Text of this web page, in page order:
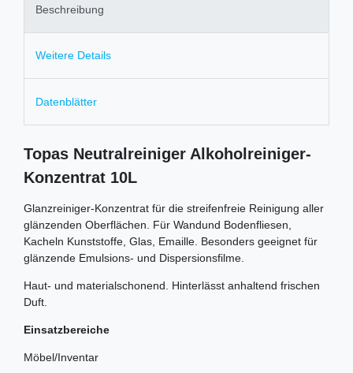
Beschreibung
Weitere Details
Datenblätter
Topas Neutralreiniger Alkoholreiniger-
Konzentrat 10L
Glanzreiniger-Konzentrat für die streifenfreie Reinigung aller
glänzenden Oberflächen. Für Wandund Bodenfliesen,
Kacheln Kunststoffe, Glas, Emaille. Besonders geeignet für
glänzende Emulsions- und Dispersionsfilme.
Haut- und materialschonend. Hinterlässt anhaltend frischen
Duft.
Einsatzbereiche
Möbel/Inventar